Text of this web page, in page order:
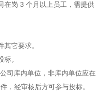
在岗 3 个月以上员工，需提供
其它要求。
标。
司库内单位，非库内单位应在
，经审核后方可参与投标。